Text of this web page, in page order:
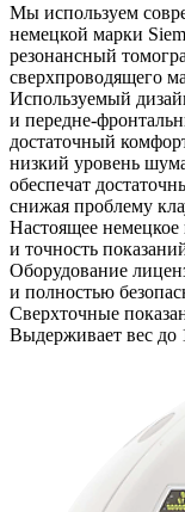
Мы используем
немецкой марки
резонансный
сверхпроводящего
Используемый
и передне-
достаточный
низкий уровень
обеспечат
снижая проблему
Настоящее немецкое
и точность
Оборудование
и полностью
Сверхточные
Выдерживает вес до